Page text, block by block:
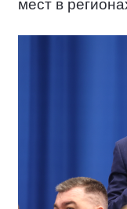
мест в